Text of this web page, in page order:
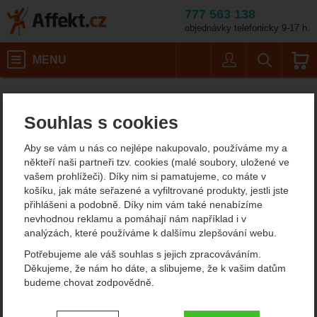
Souhlas s cookies
Aby se vám u nás co nejlépe nakupovalo, používáme my a
někteří naši partneři tzv. cookies (malé soubory, uložené ve
vašem prohlížeči). Díky nim si pamatujeme, co máte v
košíku, jak máte seřazené a vyfiltrované produkty, jestli jste
přihlášeni a podobně. Díky nim vám také nenabízíme
nevhodnou reklamu a pomáhají nám například i v
analýzách, které používáme k dalšímu zlepšování webu.
Potřebujeme ale váš souhlas s jejich zpracováváním.
Děkujeme, že nám ho dáte, a slibujeme, že k vašim datům
budeme chovat zodpovědně.
Nastavení souhlasů s kategoriemi
777 563 138
objednávky telefonicky 9-17 h.
MENU
Toko Eco
Toko Eco Wool Wash 250
ml
Fotografie